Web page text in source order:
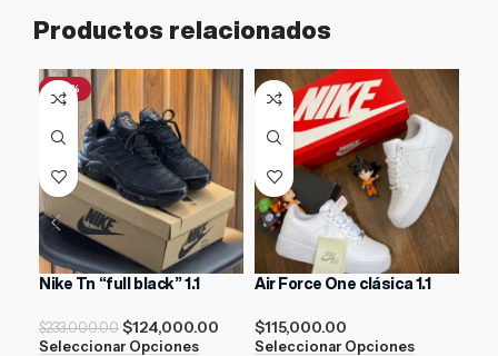
Productos relacionados
-47%
Nike Tn “full black” 1.1
$233,000.00 $124,000.00
Seleccionar Opciones
Air Force One clásica 1.1
$115,000.00
Seleccionar Opciones